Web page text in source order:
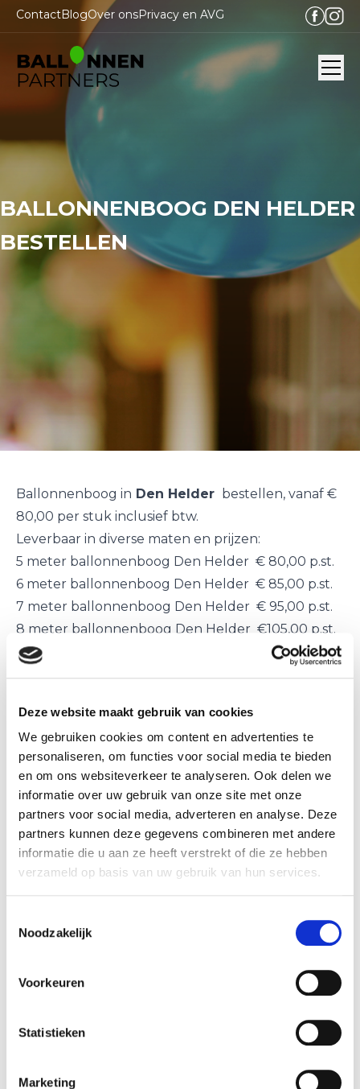
Deze website maakt gebruik van cookies
We gebruiken cookies om content en advertenties te
personaliseren, om functies voor social media te bieden
en om ons websiteverkeer te analyseren. Ook delen we
informatie over uw gebruik van onze site met onze
partners voor social media, adverteren en analyse. Deze
partners kunnen deze gegevens combineren met andere
informatie die u aan ze heeft verstrekt of die ze hebben
verzameld op basis van uw gebruik van hun services.
Noodzakelijk
Voorkeuren
Statistieken
Marketing
ContactBlogOver onsPrivacy en AVG
BALLONNENBOOG DEN HELDER
BESTELLEN
Ballonnenboog in Den Helder bestellen, vanaf €
80,00 per stuk inclusief btw.
Leverbaar in diverse maten en prijzen:
5 meter ballonnenboog Den Helder € 80,00 p.st.
6 meter ballonnenboog Den Helder € 85,00 p.st.
7 meter ballonnenboog Den Helder € 95,00 p.st.
8 meter ballonnenboog Den Helder €105,00 p.st.
Deballonnenbogen worden kant en klaar inDen
Helder geleverdengeplaatstop de door u
Eenballonnenboogis uitermate geschikt voor
éénverjaardag,bruiloft, Sarah, Abraham,
bedrijfsfeest, winkel(opening) evenement,
of
zomaar als
verrassing!
Kleurrijke ballonnenboog Den Helder
De kleuren van de boog van ballonnen mag u zelf
bepalen.
Of u één kleur of meer kleuren wenst, hier komen
Bijvoorbeeld een witte boog voor een huwelijk of
een bont gekleurde ballonnenboog voor een
Ziekleurenwaaier
voor de ballonnen kleuren.
De transportkosten voor Den Helder zijn
€ 22,50